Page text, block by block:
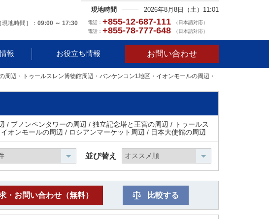
現地時間 2026年8月8日（土）11:01
地時間］ 09:00 ～ 17:30 電話： +855-12-687-111
（日本語対応）
電話： +855-78-777-648 （日本語対応）
報 お役立ち情報 お問い合わせ
辺・トゥールスレン博物館周辺・バンケンコン1地区・イオンモールの周辺・
/ プノンペンタワーの周辺 / 独立記念塔と王宮の周辺 / トゥールス
オンモールの周辺 / ロシアンマーケット周辺 / 日本大使館の周辺
並び替え
・お問い合わせ（無料） 比較する